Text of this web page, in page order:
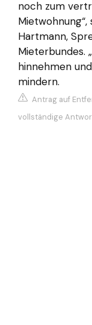
noch zum
Hartmann,
Mieterbundes.
hinnehmen
mindern.
Antrag auf
vollständige